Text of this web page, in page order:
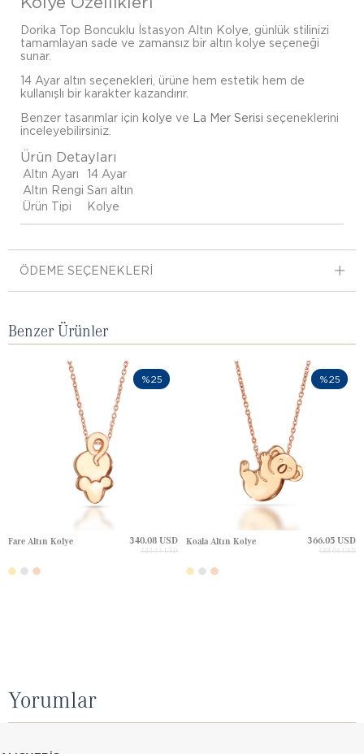
Dorika Top Boncuklu İstasyon Altın Kolye, günlük stilinizi
tamamlayan sade ve zamansız bir altın kolye seçeneği
sunar.
14 Ayar altın seçenekleri, ürüne hem estetik hem de
kullanışlı bir karakter kazandırır.
Benzer tasarımlar için kolye ve La Mer Serisi seçeneklerini
inceleyebilirsiniz.
Ürün Detayları
Altın Ayarı
14 Ayar
Altın Rengi Sarı altın
Ürün Tipi
Kolye
ÖDEME SEÇENEKLERI
Benzer Ürünler
Fare Altın Kolye 340.08 USD
453.44 USD
%25
Koala Altın Kolye 366.05 USD
488.06 USD
%25
Yorumlar